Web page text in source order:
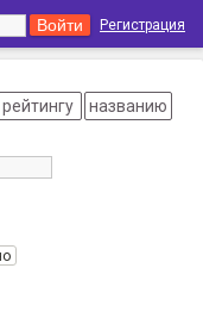
Регистрация
рейтингу
названию